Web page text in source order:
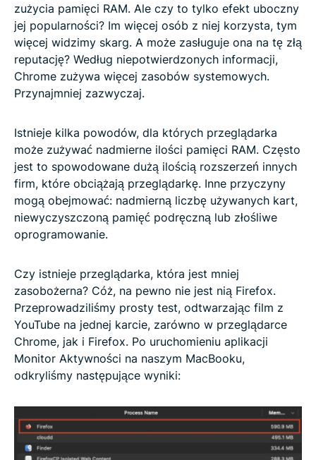
zużycia pamięci RAM. Ale czy to tylko efekt uboczny
jej popularności? Im więcej osób z niej korzysta, tym
więcej widzimy skarg. A może zasługuje ona na tę złą
reputację? Według niepotwierdzonych informacji,
Chrome zużywa więcej zasobów systemowych.
Przynajmniej zazwyczaj.
Istnieje kilka powodów, dla których przeglądarka
może zużywać nadmierne ilości pamięci RAM. Często
jest to spowodowane dużą ilością rozszerzeń innych
firm, które obciążają przeglądarkę. Inne przyczyny
mogą obejmować: nadmierną liczbę używanych kart,
niewyczyszczoną pamięć podręczną lub złośliwe
oprogramowanie.
Czy istnieje przeglądarka, która jest mniej
zasobożerna? Cóż, na pewno nie jest nią Firefox.
Przeprowadziliśmy prosty test, odtwarzając film z
YouTube na jednej karcie, zarówno w przeglądarce
Chrome, jak i Firefox. Po uruchomieniu aplikacji
Monitor Aktywności na naszym MacBooku,
odkryliśmy następujące wyniki: